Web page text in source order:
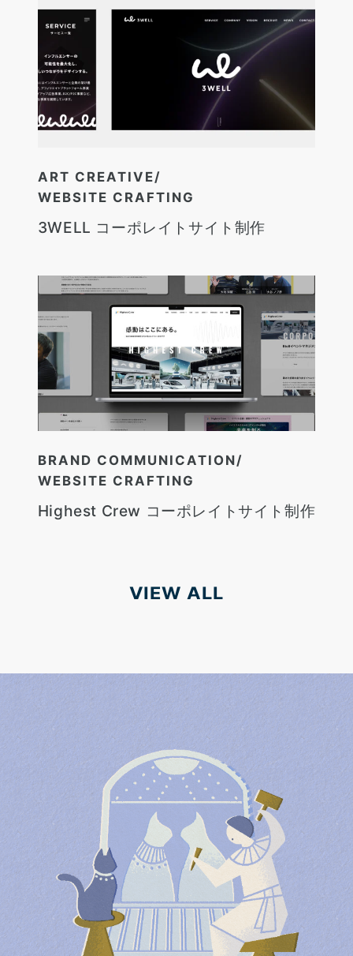
VIEW ALL
ART CREATIVE
WEBSITE CRAFTING
3WELL コーポレイトサイト制作
BRAND COMMUNICATION
WEBSITE CRAFTING
Highest Crew コーポレイトサイト制作